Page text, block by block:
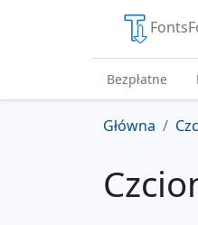
Bezpłatne
Główna